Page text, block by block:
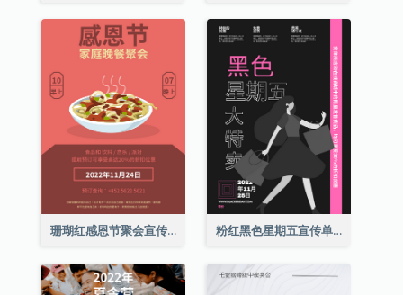
珊瑚红感恩节聚会宣传单张 粉红黑色星期五宣传单张